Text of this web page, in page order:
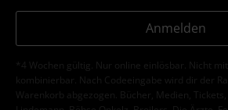
Anmelden
*4 Wochen gültig. Nur online einlösbar. Nicht
kombinierbar. Nach Codeeingabe wird dir der
Warenkorb abgezogen. Bücher, Medien,